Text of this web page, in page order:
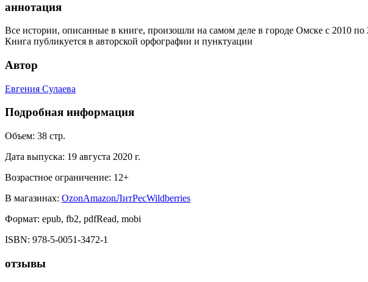
аннотация
Все истории, описанные в книге, произошли на самом деле в городе Омске с 2010
Книга публикуется в авторской орфографии и пунктуации
Автор
Евгения Сулаева
Подробная информация
Объем: 38 стр.
Дата выпуска: 19 августа 2020 г.
Возрастное ограничение: 12+
В магазинах: OzonAmazonЛитРесWildberries
Формат: epub, fb2, pdfRead, mobi
ISBN: 978-5-0051-3472-1
отзывы